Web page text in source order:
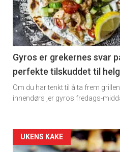
-
section
11
Dagens
rett
Gyros er grekernes svar
perfekte tilskuddet til
Om du har tenkt til å ta frem
innendørs ,er gyros fredags-
Artikler
UKENS KAKE